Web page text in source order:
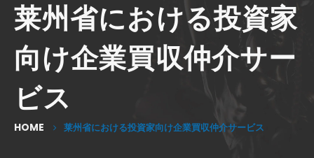
莱州省における投資家
向け企業買収仲介サー
ビス
HOME 莱州省における投資家向け企業買収仲介サービス